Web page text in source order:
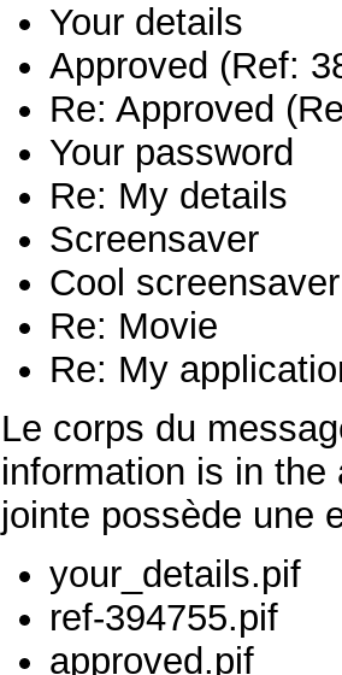
Your details
Approved (Ref:
Re: Approved
Your password
Re: My details
Screensaver
Cool screensaver
Re: Movie
Re: My
Le corps du
information is in
jointe possède une
your_details.pif
ref-394755.pif
approved.pif